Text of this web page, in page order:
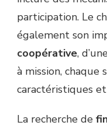
participation. Le
également son
coopérative,
à mission,
caractéristiques
La recherche de